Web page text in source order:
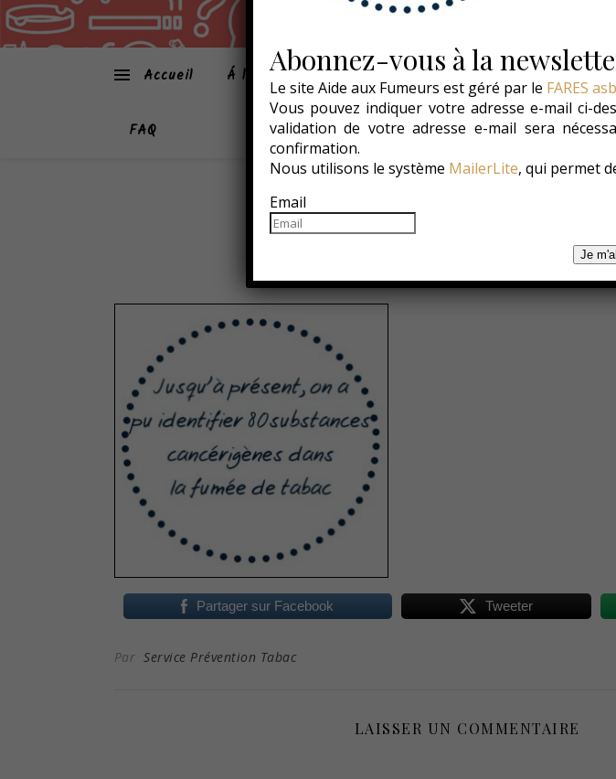
Accueil Á la une Atmo-Sphères Les Conso
FAQ
Bulles-2
Partager sur Facebook Tweeter
Par Service Prévention Tabac
LAISSER UN COMMENTAIRE
Abonnez-vous à la
Le site Aide aux Fumeurs est géré par le FARES
Vous pouvez indiquer votre adresse e-mail ci-
validation de votre adresse e-mail sera
confirmation.
Nous utilisons le système MailerLite, qui permet
Email
Je